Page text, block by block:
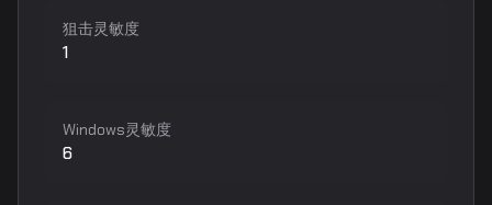
狙击灵敏度
1
Windows灵敏度
6